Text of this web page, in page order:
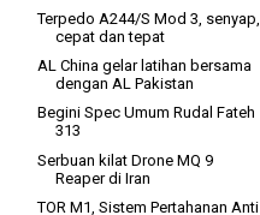
Terpedo A244/S Mod 3, senyap,
cepat dan tepat
AL China gelar latihan bersama
dengan AL Pakistan
Begini Spec Umum Rudal Fateh
313
Serbuan kilat Drone MQ 9
Reaper di Iran
TOR M1, Sistem Pertahanan Anti